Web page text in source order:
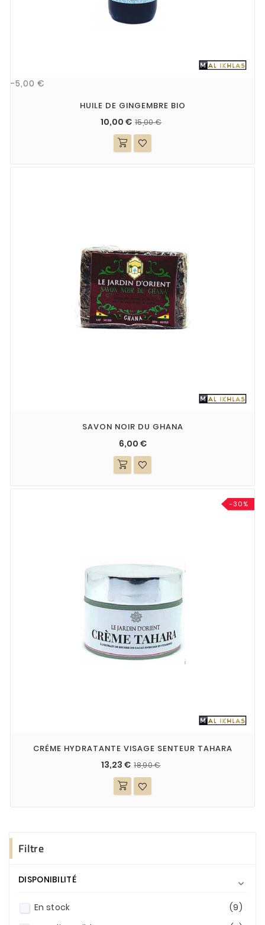
-5,00 €
HUILE DE GINGEMBRE BIO
10,00 € 15,00 €
SAVON NOIR DU GHANA
6,00 €
-30%
CRÉME HYDRATANTE VISAGE SENTEUR TAHARA
13,23 € 18,90 €
Filtre
DISPONIBILITÉ 
En stock
(9)